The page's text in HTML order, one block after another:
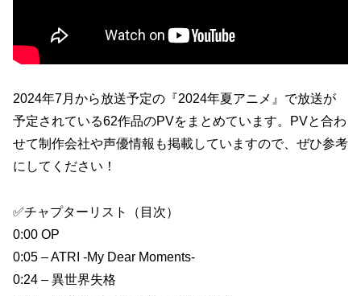
2024年7月から放送予定の『2024年夏アニメ』で放送が
予定されている62作品のPVをまとめています。PVと合わ
せて制作会社や声優情報も掲載していますので、ぜひ参考
にしてください！
✅チャプターリスト（目次）
0:00 OP
0:05 – ATRI -My Dear Moments-
0:24 – 異世界失格